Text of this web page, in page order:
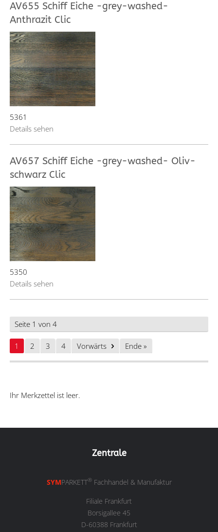
AV655 Schiff Eiche -grey-washed-
Anthrazit Clic
5361
Details sehen
AV657 Schiff Eiche -grey-washed- Oliv-
schwarz Clic
5350
Details sehen
Seite 1 von 4
1 2 3 4 Vorwärts Ende »
Ihr Merkzettel ist leer.
Zentrale
SYMPARKETT®Fachhandel & Manufaktur
Filiale Frankfurt
Borsigallee 45
D-60388 Frankfurt